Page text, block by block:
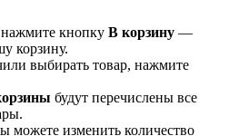
кнопку В корзину —
корзину.
выбирать товар, нажмите
будут перечислены все
можете изменить количество